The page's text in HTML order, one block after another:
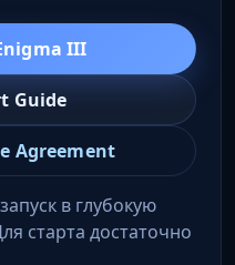
III
Guide
Agreement
в глубокую
старта достаточно